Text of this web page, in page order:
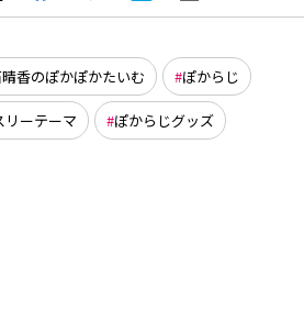
香のぽかぽかたいむ ぽからじ
ーテーマ ぽからじグッズ